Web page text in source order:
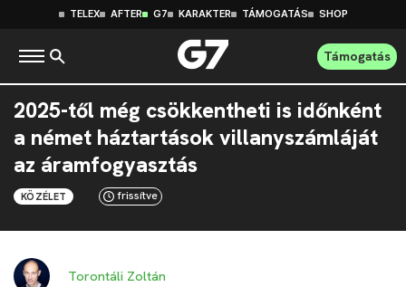
TELEX AFTER G7 KARAKTER TÁMOGATÁS SHOP
Támogatás
2025-től még csökkentheti is időnként
a német háztartások villanyszámláját
az áramfogyasztás
KÖZÉLET frissítve
Torontáli Zoltán